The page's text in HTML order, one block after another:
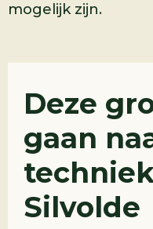
mogelijk zijn.
Deze
gaan
Silvolde